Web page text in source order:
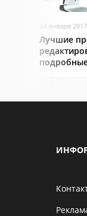
24 января 2017
Лучшие